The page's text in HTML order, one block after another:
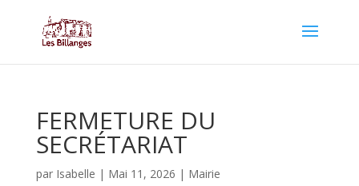
FERMETURE DU
SECRÉTARIAT
par Isabelle | Mai 11, 2026 | Mairie